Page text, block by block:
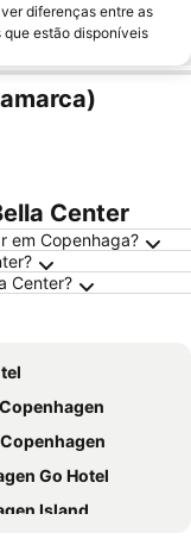
diferenças entre as
estão disponíveis
Center
em Copenhaga?
Center?
Go Hotel
Island